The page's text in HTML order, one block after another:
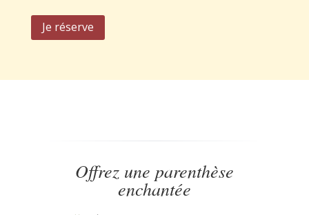
Je réserve
Offrez une parenthèse
enchantée